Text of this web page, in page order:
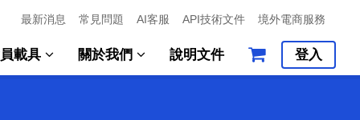
最新消息 常見問題 AI客服 API技術文件 境外電商服務
載具 關於我們 說明文件 登入